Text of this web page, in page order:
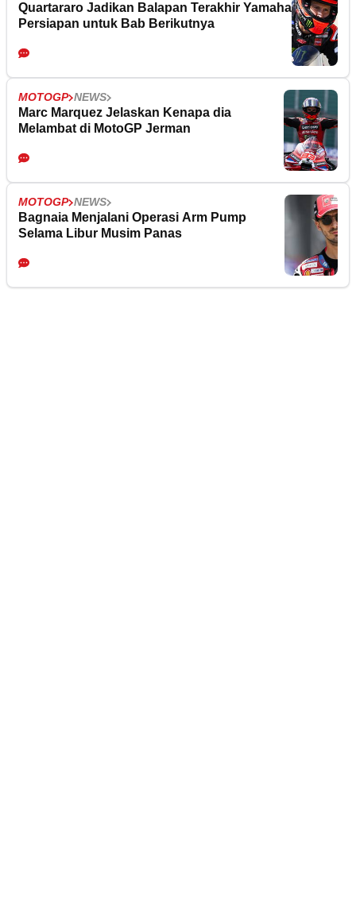
Quartararo Jadikan Balapan Terakhir Yamaha
Persiapan untuk Bab Berikutnya
MOTOGP NEWS
Marc Marquez Jelaskan Kenapa dia
Melambat di MotoGP Jerman
MOTOGP NEWS
Bagnaia Menjalani Operasi Arm Pump
Selama Libur Musim Panas